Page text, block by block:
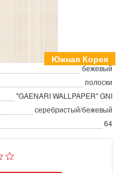
Южная Корея
бежевый
полоски
"GAENARI WALLPAPER" GNI
серебристый/бежевый
64